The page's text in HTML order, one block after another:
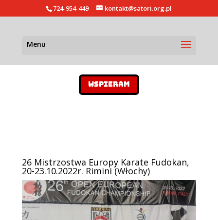
724-954-449 kontakt@satori.org.pl
WSPIERAM
26 Mistrzostwa Europy Karate Fudokan,
20-23.10.2022r. Rimini (Włochy)